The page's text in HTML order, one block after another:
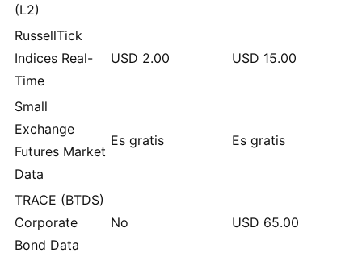
(L2)
RussellTick
Indices Real-
Time
USD 2.00 USD 15.00
Small
Exchange
Futures Market
Data
Es gratis Es gratis
TRACE (BTDS)
Corporate
Bond Data
No USD 65.00